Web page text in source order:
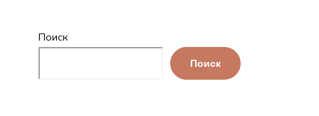
Поиск
Поиск